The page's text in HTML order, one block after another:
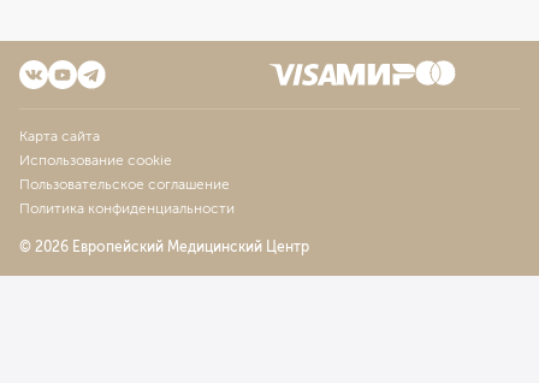
Карта сайта
Использование cookie
Пользовательское соглашение
Политика конфиденциальности
© 2026 Европейский Медицинский Центр